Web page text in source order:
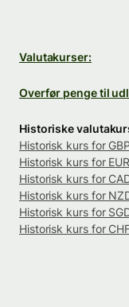
Valutakurser:
Overfør penge til
Historiske
Historisk kurs for GBP
Historisk kurs for EUR
Historisk kurs for
Historisk kurs for
Historisk kurs for
Historisk kurs for